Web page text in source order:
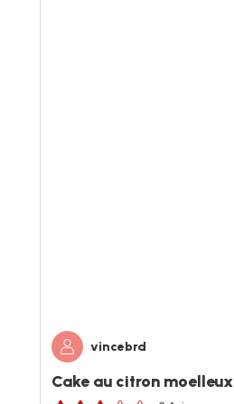
vincebrd
Cake au citron moelleux